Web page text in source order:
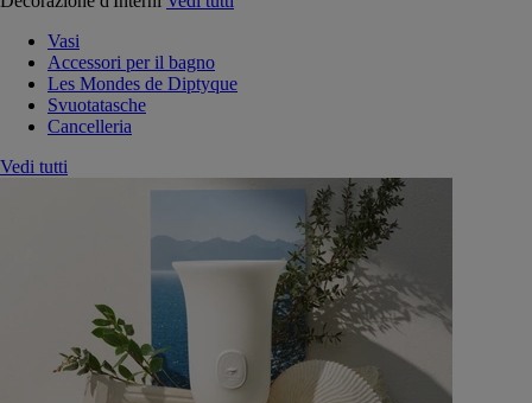
Vasi
Accessori per il bagno
Les Mondes de Diptyque
Svuotatasche
Cancelleria
Vedi tutti